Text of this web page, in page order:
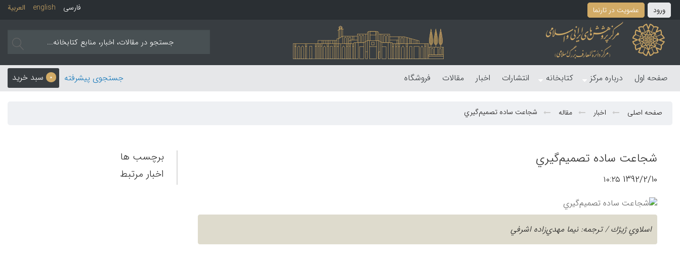
ورود عضویت در تارنما العربیة english فارسی
صفحه اول درباره مرکز کتابخانه انتشارات اخبار مقالات فروشگاه 0 سبد خرید جستجوی پیشرفته
صفحه اصلی اخبار مقاله شجاعت ساده تصميم‌گيري
شجاعت ساده تصميم‌گيري
1392/2/10 ۱۰:۲۵
اسلاوي ژيژك / ترجمه: نيما مهدي‌زاده اشرفي
برچسب ها
اخبار مرتبط